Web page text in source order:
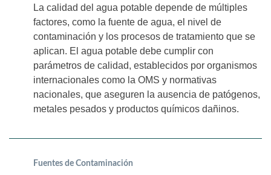
La calidad del agua potable depende de múltiples
factores, como la fuente de agua, el nivel de
contaminación y los procesos de tratamiento que se
aplican. El agua potable debe cumplir con
parámetros de calidad, establecidos por organismos
internacionales como la OMS y normativas
nacionales, que aseguren la ausencia de patógenos,
metales pesados y productos químicos dañinos.
Fuentes de Contaminación